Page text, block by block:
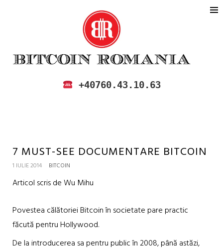
BITCOIN ROMANIA
CUMPARA SI VINDE BITCOIN IN
+40760.43.10.63
7 MUST-SEE DOCUMENTARE BITCOIN
1 IULIE 2014 BITCOIN
Articol scris de Wu Mihu
Povestea călătoriei Bitcoin în societate pare practic
făcută pentru Hollywood.
De la introducerea sa pentru public în 2008, până astăzi,